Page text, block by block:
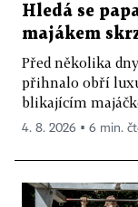
Hledá se
majákem
Před několika
přihnalo obří
blikajícím
4. 8. 2026 ▪ 6 min.